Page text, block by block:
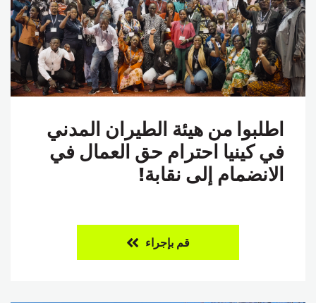
اطلبوا من هيئة الطيران المدني
في كينيا احترام حق العمال في
الانضمام إلى نقابة!
قم بإجراء